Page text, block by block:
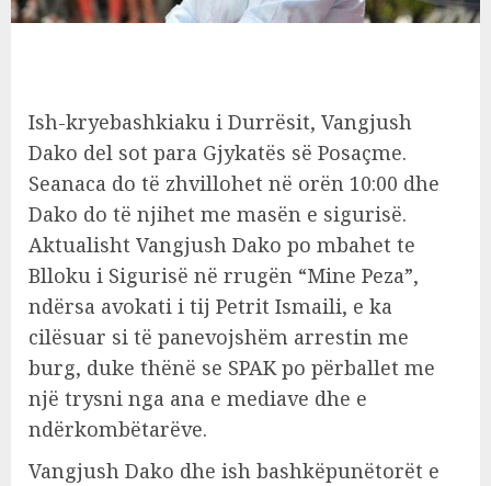
Ish-kryebashkiaku i Durrësit, Vangjush
Dako del sot para Gjykatës së Posaçme.
Seanaca do të zhvillohet në orën 10:00 dhe
Dako do të njihet me masën e sigurisë.
Aktualisht Vangjush Dako po mbahet te
Blloku i Sigurisë në rrugën “Mine Peza”,
ndërsa avokati i tij Petrit Ismaili, e ka
cilësuar si të panevojshëm arrestin me
burg, duke thënë se SPAK po përballet me
një trysni nga ana e mediave dhe e
ndërkombëtarëve.
Vangjush Dako dhe ish bashkëpunëtorët e